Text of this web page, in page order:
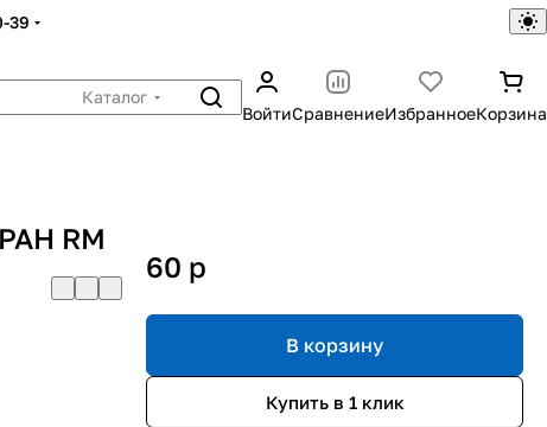
39
Каталог
ВойтиСравнениеИзбранноеКорзина
RM
60 p
В корзину
Купить в 1 клик